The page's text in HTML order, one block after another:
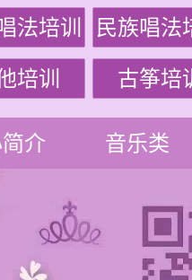
法培训 民族唱法
培训 古筝培
介 音乐类